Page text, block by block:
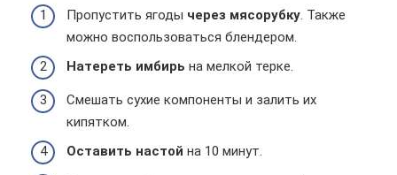
Пропустить ягоды через мясорубку. Также
можно воспользоваться блендером.
Натереть имбирь на мелкой терке.
Смешать сухие компоненты и залить их
кипятком.
Оставить настой на 10 минут.